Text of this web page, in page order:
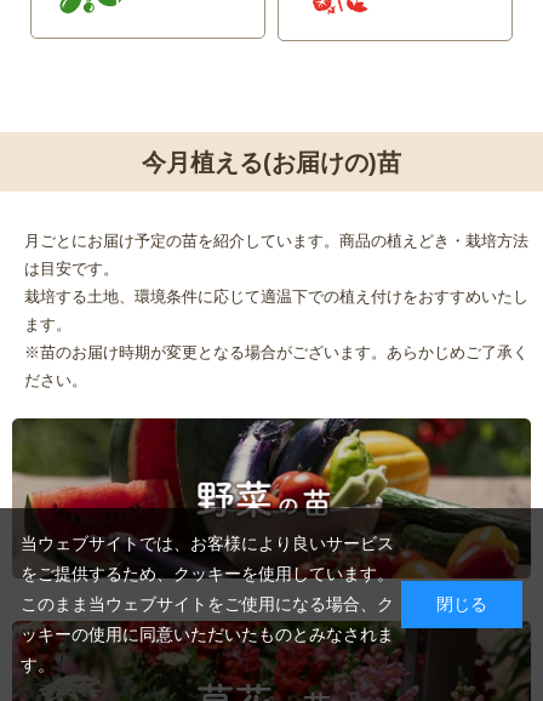
今月植える(お届けの)苗
月ごとにお届け予定の苗を紹介しています。商品の植えどき・栽培方法
は目安です。
栽培する土地、環境条件に応じて適温下での植え付けをおすすめいたし
ます。
※苗のお届け時期が変更となる場合がございます。あらかじめご了承く
ださい。
当ウェブサイトでは、お客様により良いサービス
をご提供するため、クッキーを使用しています。
このまま当ウェブサイトをご使用になる場合、ク
ッキーの使用に同意いただいたものとみなされま
す。
閉じる